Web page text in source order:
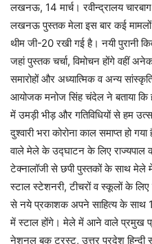
लखनऊ, 14 मार्च। रवीन्द्रालय चारबाग
लखनऊ पुस्तक मेला इस बार कई मामलों
थीम जी-20 रखी गई है। नयी पुरानी
जहां पुस्तक चर्चा, विमोचन होंगे वहीं
समारोहों और अध्यात्मिक व अन्य
आयोजक मनोज सिंह चंदेल ने बताया कि
में उमड़ी भीड़ और गतिविधियों से हम
दुश्वारी भरा कोरोना काल समाप्त हो
वाले मेले के उद्घाटन के लिए राज्यपाल
टेक्नालॉजी से छपी पुस्तकों के साथ मेले
स्टाल स्टेशनरी, टीचरों व स्कूलों के
से नये प्रकाशक अपने साहित्य के साथ
में स्टाल होंगे। मेले में आने वाले प्रमुख
नेशनल बुक ट्रस्ट, उत्तर प्रदेश हिन्दी